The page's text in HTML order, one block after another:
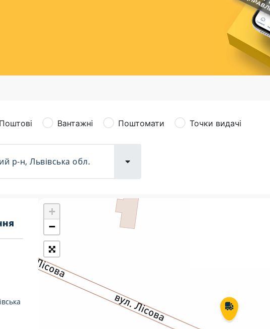
Поштові Вантажні Поштомати Точки видачі
Поштові послуги:
Укрпошта Стандарт/тариф «Базовий»
Доставка за межі України
Прийом вантажів
+
−